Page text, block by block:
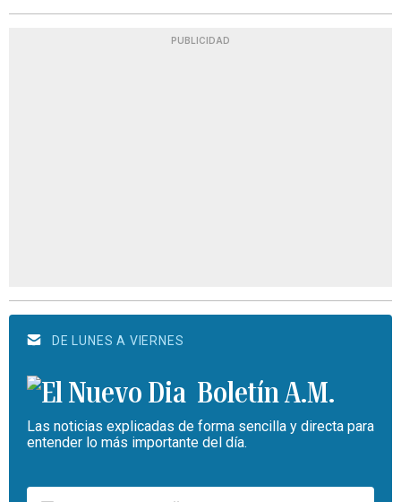
PUBLICIDAD
DE LUNES A VIERNES
Boletín A.M.
Las noticias explicadas de forma sencilla y directa para
entender lo más importante del día.